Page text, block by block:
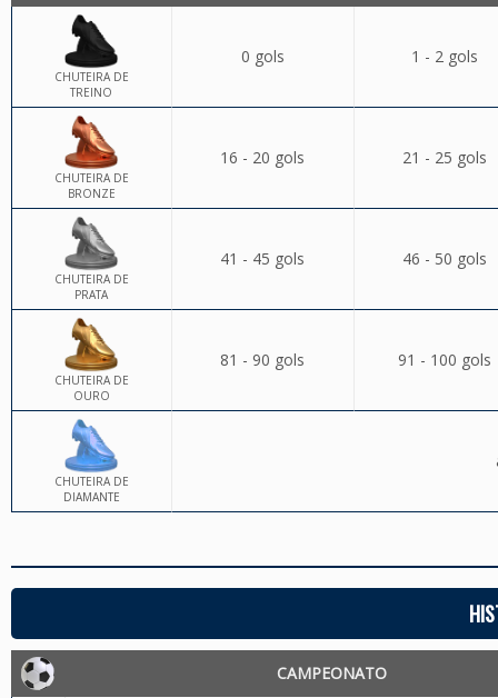
CHUTEIRA DE
TREINO
0 gols 1 - 2 gols
CHUTEIRA DE
BRONZE
16 - 20 gols 21 - 25 gols
CHUTEIRA DE
PRATA
41 - 45 gols 46 - 50 gols
CHUTEIRA DE
OURO
81 - 90 gols 91 - 100 gols
CHUTEIRA DE
DIAMANTE
CAMPEONATO